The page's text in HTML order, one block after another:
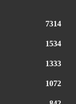
7314
1534
1333
1072